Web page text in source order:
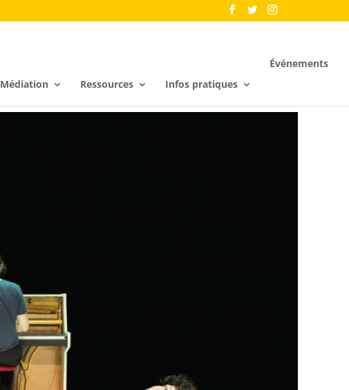
Médiation Ressources Infos pratiques
Événements